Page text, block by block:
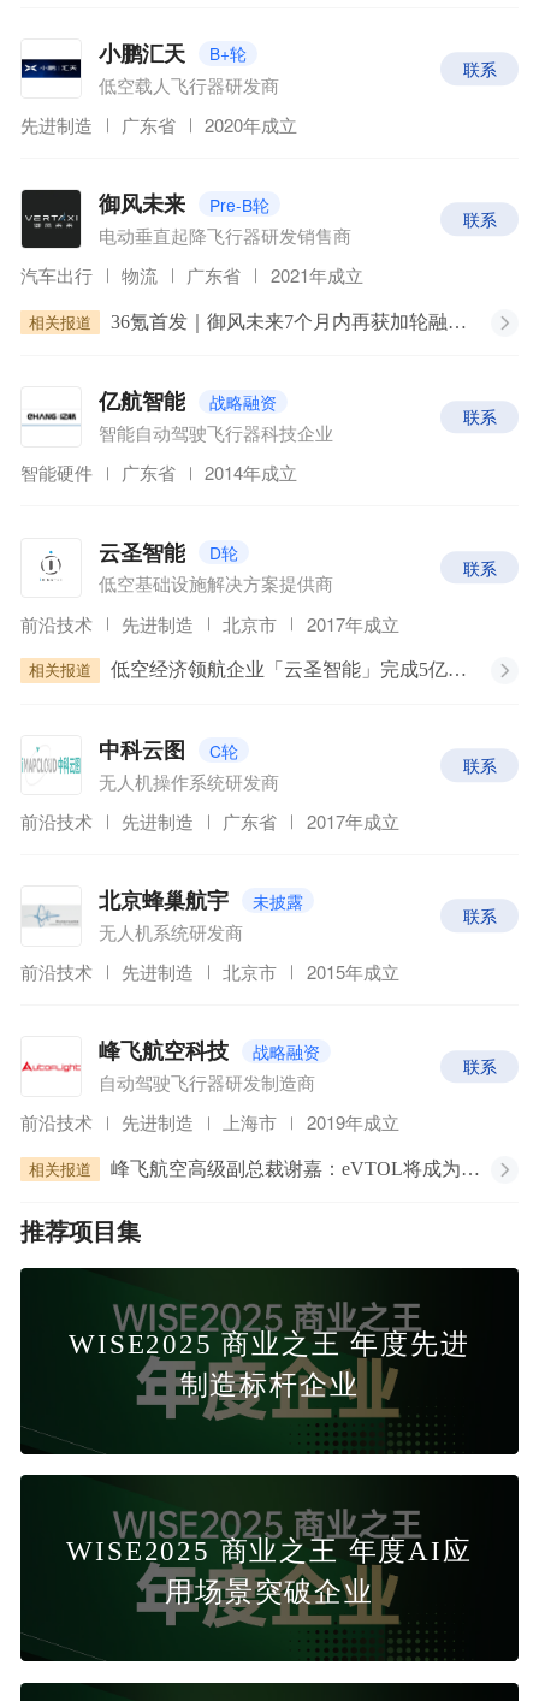
小鹏汇天 B+轮
低空载人飞行器研发商
联系
先进制造 广东省 2020年成立
御风未来 Pre-B轮
电动垂直起降飞行器研发销售商
联系
汽车出行 物流 广东省 2021年成立
相关报道 36氪首发｜御风未来7个月内再获加轮融资，2吨级eVTOL首架机3月下线
亿航智能 战略融资
智能自动驾驶飞行器科技企业
联系
智能硬件 广东省 2014年成立
云圣智能 D轮
低空基础设施解决方案提供商
联系
前沿技术 先进制造 北京市 2017年成立
相关报道 低空经济领航企业「云圣智能」完成5亿元D轮融资｜企业动态
中科云图 C轮
无人机操作系统研发商
联系
前沿技术 先进制造 广东省 2017年成立
北京蜂巢航宇 未披露
无人机系统研发商
联系
前沿技术 先进制造 北京市 2015年成立
峰飞航空科技 战略融资
自动驾驶飞行器研发制造商
联系
前沿技术 先进制造 上海市 2019年成立
相关报道 峰飞航空高级副总裁谢嘉：eVTOL将成为连接人与城市、城市与自然、现实与梦想的纽带｜2024年低空经济发展交流活动
推荐项目集
WISE2025 商业之王 年度先进
制造标杆企业
WISE2025 商业之王 年度AI应
用场景突破企业